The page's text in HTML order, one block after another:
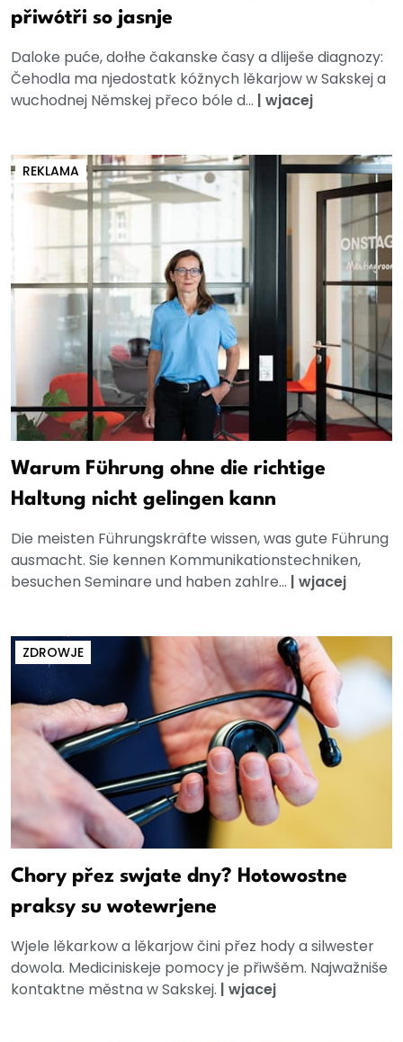
přiwótři so jasnje
Daloke puće, dołhe čakanske časy a dliješe diagnozy:
Čehodla ma njedostatk kóžnych lěkarjow w Sakskej a
wuchodnej Němskej přeco bóle d... | wjacej
REKLAMA
Warum Führung ohne die richtige
Haltung nicht gelingen kann
Die meisten Führungskräfte wissen, was gute Führung
ausmacht. Sie kennen Kommunikationstechniken,
besuchen Seminare und haben zahlre... | wjacej
ZDROWJE
Chory přez swjate dny? Hotowostne
praksy su wotewrjene
Wjele lěkarkow a lěkarjow čini přez hody a silwester
dowola. Mediciniskeje pomocy je přiwšěm. Najwažniše
kontaktne městna w Sakskej. | wjacej